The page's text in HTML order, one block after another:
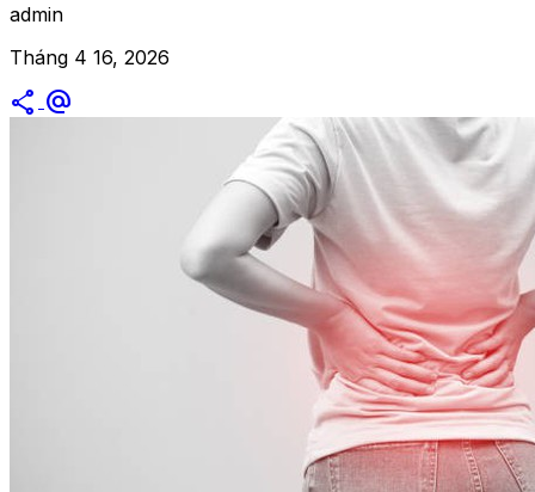
admin
Tháng 4 16, 2026
share alternate_email